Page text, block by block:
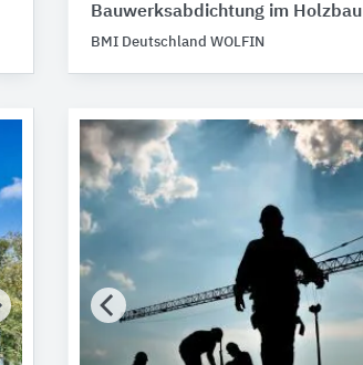
Bauwerksabdichtung im Holzbau
BMI Deutschland WOLFIN